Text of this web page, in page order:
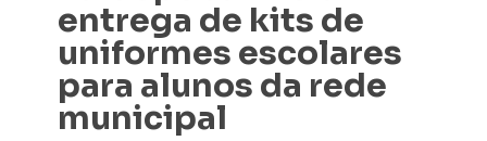
entrega de kits de
uniformes escolares
para alunos da rede
municipal